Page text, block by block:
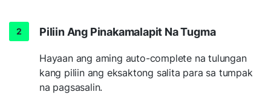
Piliin Ang Pinakamalapit Na Tugma
Hayaan ang aming auto-complete na tulungan
kang piliin ang eksaktong salita para sa tumpak
na pagsasalin.